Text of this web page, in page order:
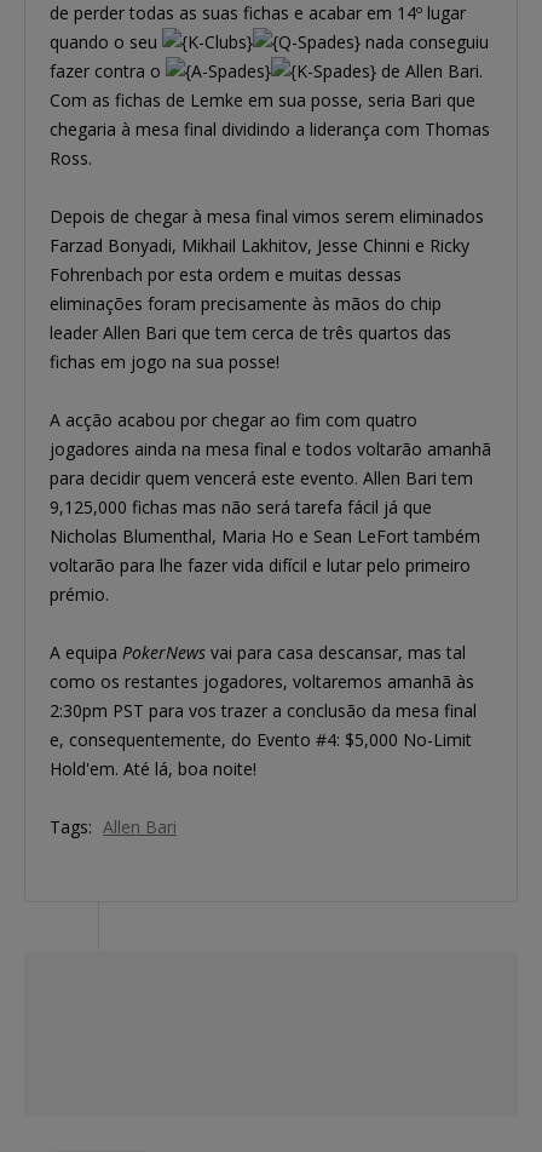
de perder todas as suas fichas e acabar em 14º lugar
quando o seu
nada conseguiu
fazer contra o
de Allen Bari.
Com as fichas de Lemke em sua posse, seria Bari que
chegaria à mesa final dividindo a liderança com Thomas
Ross.
Depois de chegar à mesa final vimos serem eliminados
Farzad Bonyadi, Mikhail Lakhitov, Jesse Chinni e Ricky
Fohrenbach por esta ordem e muitas dessas
eliminações foram precisamente às mãos do chip
leader Allen Bari que tem cerca de três quartos das
fichas em jogo na sua posse!
A acção acabou por chegar ao fim com quatro
jogadores ainda na mesa final e todos voltarão amanhã
para decidir quem vencerá este evento. Allen Bari tem
9,125,000 fichas mas não será tarefa fácil já que
Nicholas Blumenthal, Maria Ho e Sean LeFort também
voltarão para lhe fazer vida difícil e lutar pelo primeiro
prémio.
A equipa PokerNews vai para casa descansar, mas tal
como os restantes jogadores, voltaremos amanhã às
2:30pm PST para vos trazer a conclusão da mesa final
e, consequentemente, do Evento #4: $5,000 No-Limit
Hold'em. Até lá, boa noite!
Tags: Allen Bari